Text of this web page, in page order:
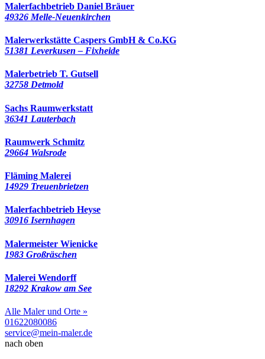
Malerfachbetrieb Daniel Bräuer
49326 Melle-Neuenkirchen
Malerwerkstätte Caspers GmbH & Co.KG
51381 Leverkusen – Fixheide
Malerbetrieb T. Gutsell
32758 Detmold
Sachs Raumwerkstatt
36341 Lauterbach
Raumwerk Schmitz
29664 Walsrode
Fläming Malerei
14929 Treuenbrietzen
Malerfachbetrieb Heyse
30916 Isernhagen
Malermeister Wienicke
1983 Großräschen
Malerei Wendorff
18292 Krakow am See
Alle Maler und Orte »
01622080086
service@mein-maler.de
nach oben